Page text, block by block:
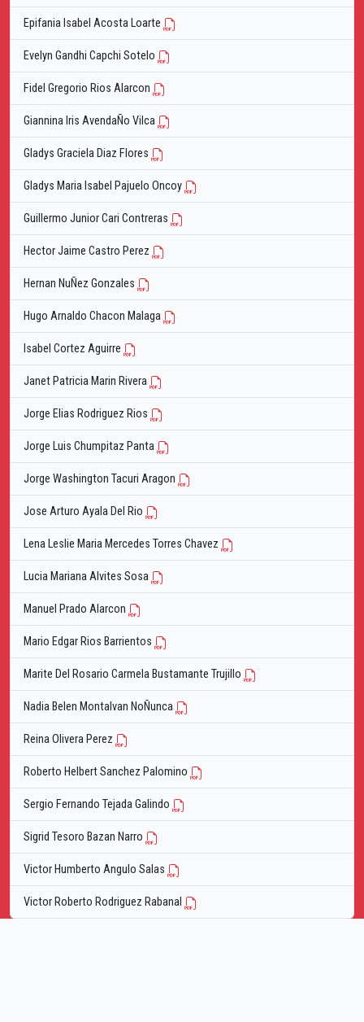
Epifania Isabel Acosta Loarte
Evelyn Gandhi Capchi Sotelo
Fidel Gregorio Rios Alarcon
Giannina Iris AvendaÑo Vilca
Gladys Graciela Diaz Flores
Gladys Maria Isabel Pajuelo Oncoy
Guillermo Junior Cari Contreras
Hector Jaime Castro Perez
Hernan NuÑez Gonzales
Hugo Arnaldo Chacon Malaga
Isabel Cortez Aguirre
Janet Patricia Marin Rivera
Jorge Elias Rodriguez Rios
Jorge Luis Chumpitaz Panta
Jorge Washington Tacuri Aragon
Jose Arturo Ayala Del Rio
Lena Leslie Maria Mercedes Torres Chavez
Lucia Mariana Alvites Sosa
Manuel Prado Alarcon
Mario Edgar Rios Barrientos
Marite Del Rosario Carmela Bustamante Trujillo
Nadia Belen Montalvan NoÑunca
Reina Olivera Perez
Roberto Helbert Sanchez Palomino
Sergio Fernando Tejada Galindo
Sigrid Tesoro Bazan Narro
Victor Humberto Angulo Salas
Victor Roberto Rodriguez Rabanal